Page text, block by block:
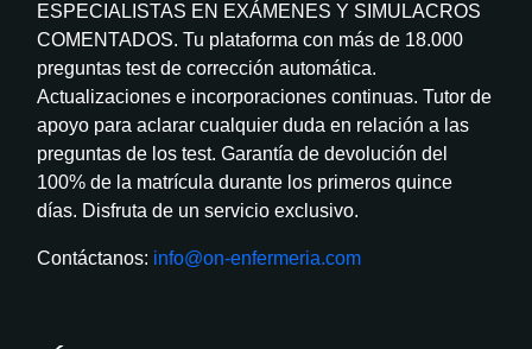
ESPECIALISTAS EN EXÁMENES Y SIMULACROS
COMENTADOS. Tu plataforma con más de 18.000
preguntas test de corrección automática.
Actualizaciones e incorporaciones continuas. Tutor de
apoyo para aclarar cualquier duda en relación a las
preguntas de los test. Garantía de devolución del
100% de la matrícula durante los primeros quince
días. Disfruta de un servicio exclusivo.
Contáctanos: info@on-enfermeria.com